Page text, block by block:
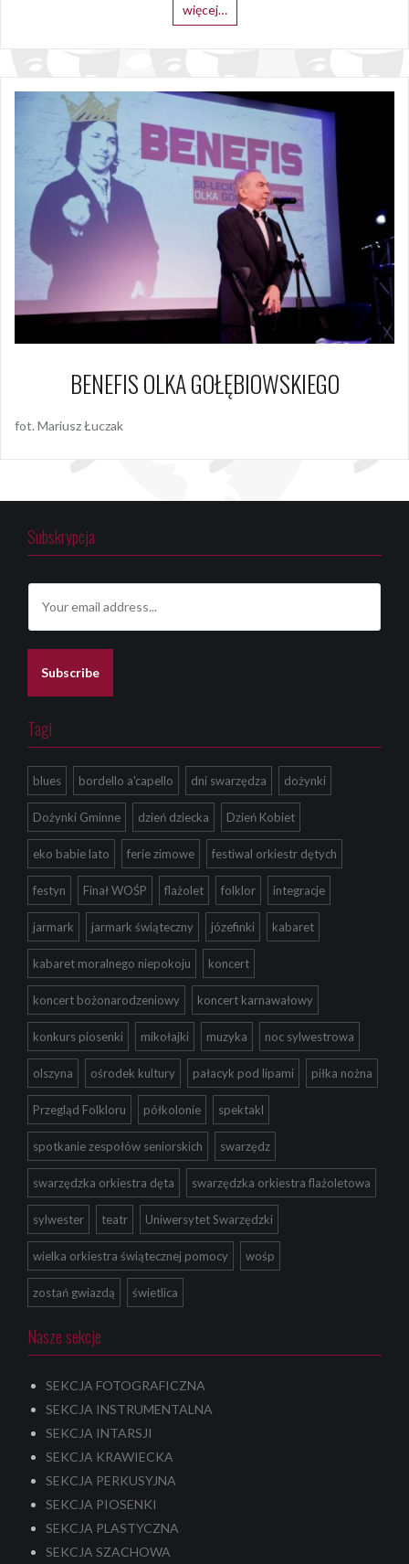
więcej…
BENEFIS OLKA GOŁĘBIOWSKIEGO
fot. Mariusz Łuczak
Subskrypcja
a
i
Subscribe
Tagi
blues bordello a'capello dni swarzędza dożynki
Dożynki Gminne dzień dziecka Dzień Kobiet
eko babie lato ferie zimowe festiwal orkiestr dętych
festyn Finał WOŚP flażolet folklor integracje
jarmark jarmark świąteczny józefinki kabaret
kabaret moralnego niepokoju koncert
koncert bożonarodzeniowy koncert karnawałowy
konkurs piosenki mikołajki muzyka noc sylwestrowa
olszyna ośrodek kultury pałacyk pod lipami piłka nożna
Przegląd Folkloru półkolonie spektakl
spotkanie zespołów seniorskich swarzędz
swarzędzka orkiestra dęta swarzędzka orkiestra flażoletowa
sylwester teatr Uniwersytet Swarzędzki
wielka orkiestra świątecznej pomocy wośp
zostań gwiazdą świetlica
Nasze sekcje
SEKCJA FOTOGRAFICZNA
SEKCJA INSTRUMENTALNA
SEKCJA INTARSJI
SEKCJA KRAWIECKA
SEKCJA PERKUSYJNA
SEKCJA PIOSENKI
SEKCJA PLASTYCZNA
SEKCJA SZACHOWA